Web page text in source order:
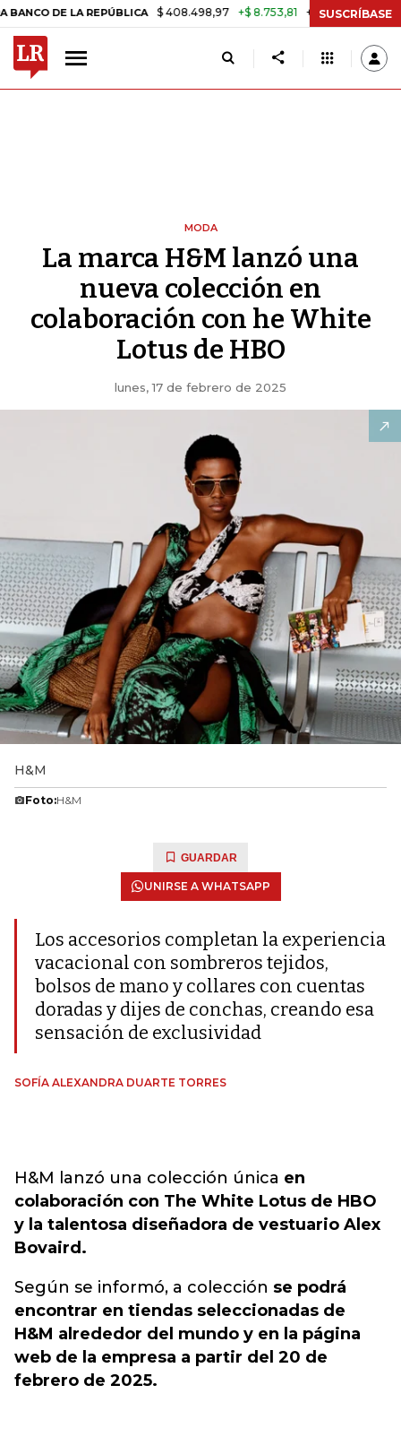
LA REPÚBLICA $ 408.498,97 +$ 8.753,81 +2,19% TASA DE
SUSCRÍBASE
MODA
La marca H&M lanzó una
nueva colección en
colaboración con he White
Lotus de HBO
lunes, 17 de febrero de 2025
H&M
Foto:H&M
GUARDAR
UNIRSE A WHATSAPP
Los accesorios completan la experiencia
vacacional con sombreros tejidos,
bolsos de mano y collares con cuentas
doradas y dijes de conchas, creando esa
sensación de exclusividad
SOFÍA ALEXANDRA DUARTE TORRES
H&M lanzó una colección única en
colaboración con The White Lotus de HBO
y la talentosa diseñadora de vestuario Alex
Bovaird.
Según se informó, a colección se podrá
encontrar en tiendas seleccionadas de
H&M alrededor del mundo y en la página
web de la empresa a partir del 20 de
febrero de 2025.